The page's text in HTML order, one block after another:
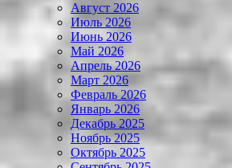
Август 2026
Июль 2026
Июнь 2026
Май 2026
Апрель 2026
Март 2026
Февраль 2026
Январь 2026
Декабрь 2025
Ноябрь 2025
Октябрь 2025